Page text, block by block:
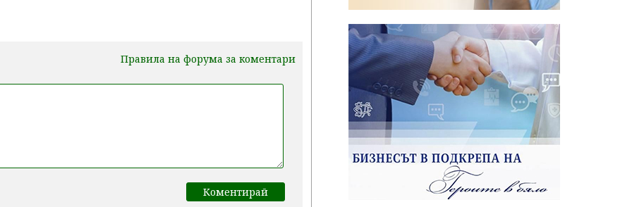
Правила на форума за коментари